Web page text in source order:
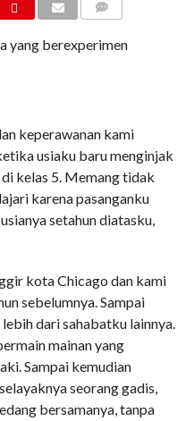
yang berexperimen
keperawanan kami
usiaku baru menginjak
kelas 5. Memang tidak
karena pasanganku
setahun diatasku,
kota Chicago dan kami
sebelumnya. Sampai
dari sahabatku lainnya.
mainan yang
Sampai kemudian
seorang gadis,
bersamanya, tanpa